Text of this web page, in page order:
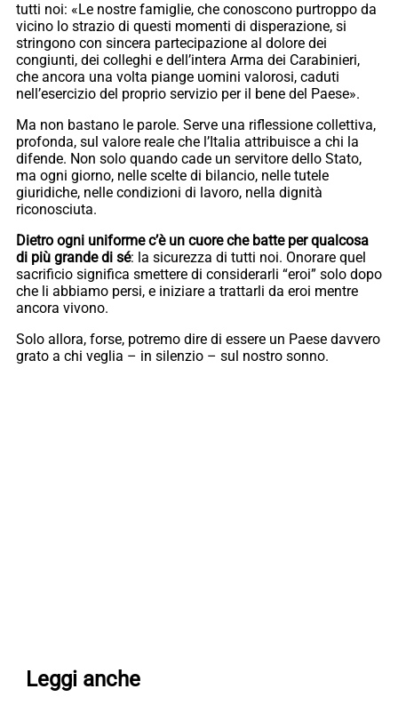
tutti noi: «Le nostre famiglie, che conoscono purtroppo da
vicino lo strazio di questi momenti di disperazione, si
stringono con sincera partecipazione al dolore dei
congiunti, dei colleghi e dell’intera Arma dei Carabinieri,
che ancora una volta piange uomini valorosi, caduti
nell’esercizio del proprio servizio per il bene del Paese».
Ma non bastano le parole. Serve una riflessione collettiva,
profonda, sul valore reale che l’Italia attribuisce a chi la
difende. Non solo quando cade un servitore dello Stato,
ma ogni giorno, nelle scelte di bilancio, nelle tutele
giuridiche, nelle condizioni di lavoro, nella dignità
riconosciuta.
Dietro ogni uniforme c’è un cuore che batte per qualcosa
di più grande di sé: la sicurezza di tutti noi. Onorare quel
sacrificio significa smettere di considerarli “eroi” solo dopo
che li abbiamo persi, e iniziare a trattarli da eroi mentre
ancora vivono.
Solo allora, forse, potremo dire di essere un Paese davvero
grato a chi veglia – in silenzio – sul nostro sonno.
Leggi anche